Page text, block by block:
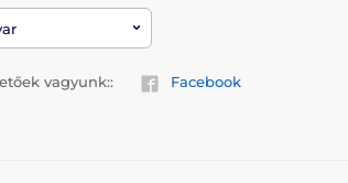
vagyunk:: Facebook